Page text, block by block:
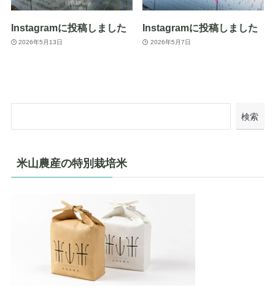
Instagramに投稿しました
2026年5月13日
Instagramに投稿しました
2026年5月7日
検索
米山農産の特別栽培米